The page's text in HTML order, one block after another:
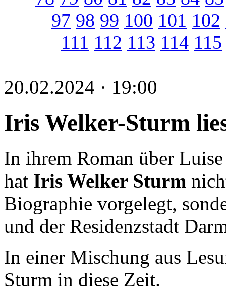
97 98 99 100 101 102
111 112 113 114 115
20.02.2024 · 19:00
Iris Welker-Sturm
In ihrem Roman über
hat Iris Welker Sturm
Biographie vorgelegt,
und der Residenzstadt
In einer Mischung aus
Sturm in diese Zeit.